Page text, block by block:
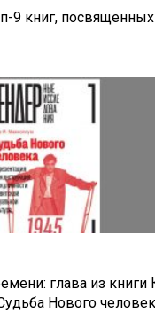
9 книг, посвященных
глава из книги
Нового